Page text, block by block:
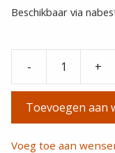
Beschikbaar via
- +
Toevoegen aan
Voeg toe aan